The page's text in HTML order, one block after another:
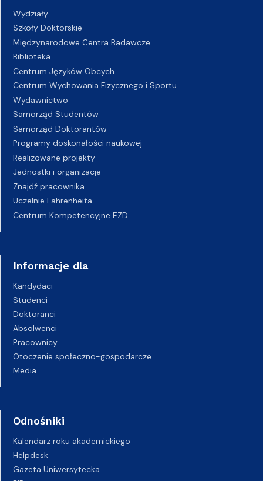
Wydziały
Szkoły Doktorskie
Międzynarodowe Centra Badawcze
Biblioteka
Centrum Języków Obcych
Centrum Wychowania Fizycznego i Sportu
Wydawnictwo
Samorząd Studentów
Samorząd Doktorantów
Programy doskonałości naukowej
Realizowane projekty
Jednostki i organizacje
Znajdź pracownika
Uczelnie Fahrenheita
Centrum Kompetencyjne EZD
Informacje dla
Kandydaci
Studenci
Doktoranci
Absolwenci
Pracownicy
Otoczenie społeczno-gospodarcze
Media
Odnośniki
Kalendarz roku akademickiego
Helpdesk
Gazeta Uniwersytecka